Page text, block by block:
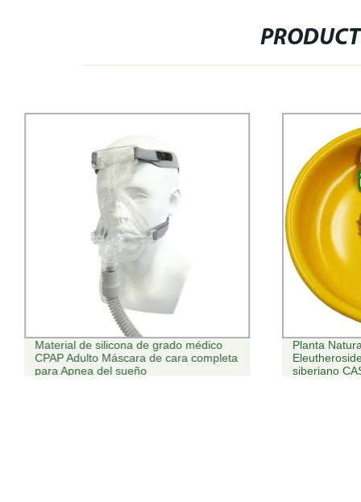
Material de silicona de grado médico
CPAP Adulto Máscara de cara completa
para Apnea del sueño
Planta
siberiano